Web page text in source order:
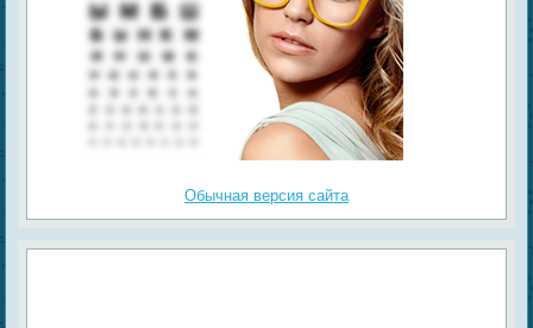
Обычная версия сайта